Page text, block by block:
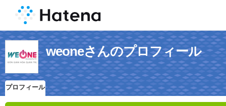
weoneさんのプロフィール
プロフィール